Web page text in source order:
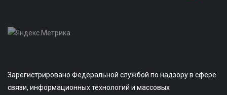
Зарегистрировано Федеральной службой по надзору в сфере
связи, информационных технологий и массовых